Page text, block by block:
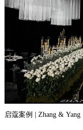
启蔻案例 | Zhang & Yang